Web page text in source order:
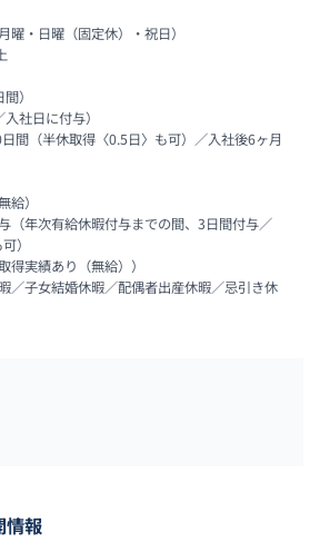
曜・日曜（固定休）・祝日）
）
社日に付与）
間（半休取得〈0.5日〉も可）／入社後6ヶ月
給）
（年次有給休暇付与までの間、3日間付与／
）
得実績あり（無給））
／子女結婚休暇／配偶者出産休暇／忌引き休
情報